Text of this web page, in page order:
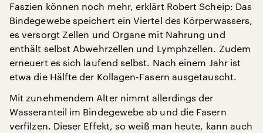
Faszien können noch mehr, erklärt Robert Scheip: Das
Bindegewebe speichert ein Viertel des Körperwassers,
es versorgt Zellen und Organe mit Nahrung und
enthält selbst Abwehrzellen und Lymphzellen. Zudem
erneuert es sich laufend selbst. Nach einem Jahr ist
etwa die Hälfte der Kollagen-Fasern ausgetauscht.
Mit zunehmendem Alter nimmt allerdings der
Wasseranteil im Bindegewebe ab und die Fasern
verfilzen. Dieser Effekt, so weiß man heute, kann auch